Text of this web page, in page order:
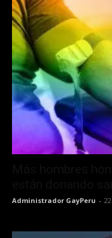
Administrador GayPeru -